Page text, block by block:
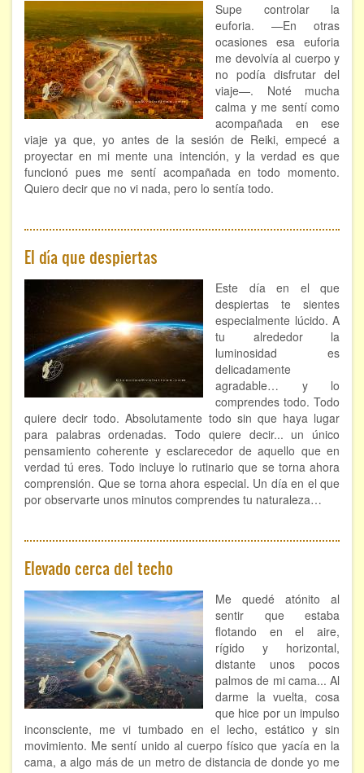
Hipnosis proyectiva
Hipnosis regresiva
Bioenergía. Sanación energética
DESCARGAS
Supe controlar la
euforia. —En otras
ocasiones esa euforia
me devolvía al cuerpo y
no podía disfrutar del
viaje—. Noté mucha
calma y me sentí como
acompañada en ese
viaje ya que, yo antes de la sesión de Reiki, empecé a
proyectar en mi mente una intención, y la verdad es que
funcionó pues me sentí acompañada en todo momento.
Quiero decir que no vi nada, pero lo sentía todo.
El día que despiertas
Este día en el que
despiertas te sientes
especialmente lúcido. A
tu alrededor la
luminosidad es
delicadamente
agradable… y lo
comprendes todo. Todo
quiere decir todo. Absolutamente todo sin que haya lugar
para palabras ordenadas. Todo quiere decir... un único
pensamiento coherente y esclarecedor de aquello que en
verdad tú eres. Todo incluye lo rutinario que se torna ahora
comprensión. Que se torna ahora especial. Un día en el que
por observarte unos minutos comprendes tu naturaleza…
Elevado cerca del techo
Me quedé atónito al
sentir que estaba
flotando en el aire,
rígido y horizontal,
distante unos pocos
palmos de mi cama... Al
darme la vuelta, cosa
que hice por un impulso
inconsciente, me vi tumbado en el lecho, estático y sin
movimiento. Me sentí unido al cuerpo físico que yacía en la
cama, a algo más de un metro de distancia de donde yo me